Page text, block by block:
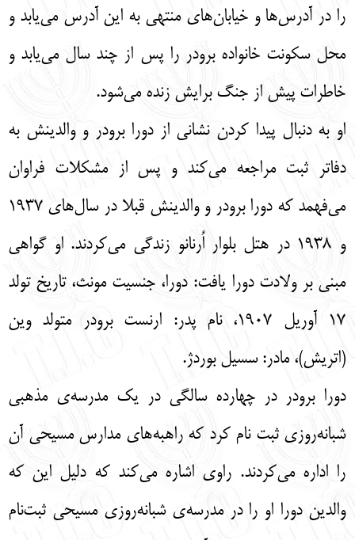
را در آدرس‌ها و خیابان‌های منتهی به این آدرس می‌یابد و
محل سکونت خانواده برودر را پس از چند سال می‌یابد و
خاطرات پیش از جنگ برایش زنده می‌شود.
او به دنبال پیدا کردن نشانی از دورا برودر و والدینش به
دفاتر ثبت مراجعه می‌کند و پس از مشکلات فراوان
می‌فهمد که دورا برودر و والدینش قبلا در سال‌های 1937
و 1938 در هتل بلوار اُرنانو زندگی می‌کردند. او گواهی
مبنی بر ولادت دورا یافت: دورا، جنسیت مونث، تاریخ تولد
17 آوریل 1907، نام پدر: ارنست برودر متولد وین
(اتریش)، مادر: سسیل بوردژ.
دورا برودر در چهارده سالگی در یک مدرسه‌ی مذهبی
شبانه‌روزی ثبت نام کرد که راهبه‌های مدارس مسیحی آن
را اداره می‌کردند. راوی اشاره می‌کند که دلیل این که
والدین دورا او را در مدرسه‌ی شبانه‌روزی مسیحی ثبت‌نام